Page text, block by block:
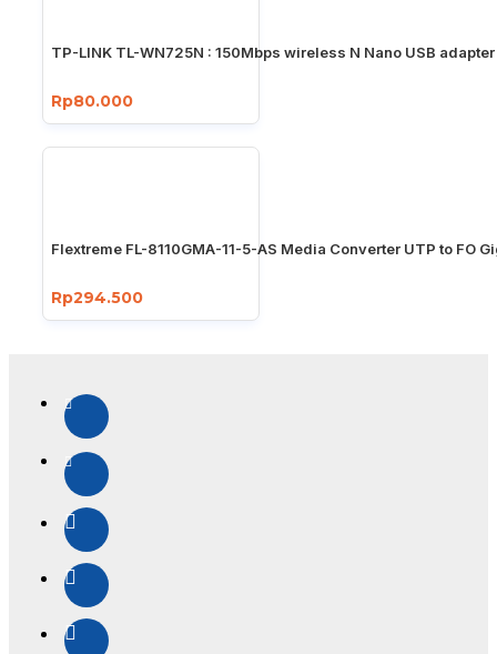
TP-LINK TL-WN725N : 150Mbps wireless N Nano USB adapter
Rp80.000
Flextreme FL-8110GMA-11-5-AS Media Converter UTP to FO
Rp294.500